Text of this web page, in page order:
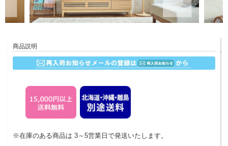
商品説明
※在庫のある商品は 3～5営業日で発送いたします。